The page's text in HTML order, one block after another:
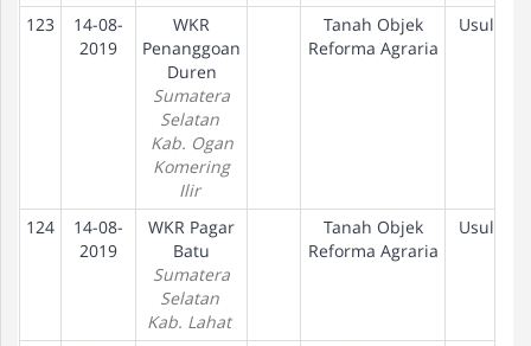
123
14-08-
2019
WKR
Penanggoan
Duren
Sumatera
Selatan
Kab. Ogan
Komering
Ilir
Tanah Objek
Reforma Agraria
Usulan
124
14-08-
2019
WKR Pagar
Batu
Sumatera
Selatan
Kab. Lahat
Tanah Objek
Reforma Agraria
Usulan